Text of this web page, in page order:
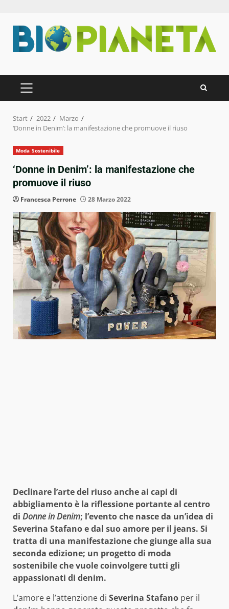
Inhalt
springen
PRIMÄRES
MENÜ
Start 2022
Marzo
‘Donne in Denim’: la manifestazione che promuove il riuso
Moda Sostenibile
‘Donne in Denim’: la manifestazione che
promuove il riuso
Francesca Perrone 28 Marzo 2022
Declinare l’arte del riuso anche ai capi di
abbigliamento è la riflessione portante al centro
di Donne in Denim; l’evento che nasce da un’idea di
Severina Stafano e dal suo amore per il jeans. Si
tratta di una manifestazione che giunge alla sua
seconda edizione; un progetto di moda
sostenibile che vuole coinvolgere tutti gli
appassionati di denim.
L’amore e l’attenzione di Severina Stafano per il